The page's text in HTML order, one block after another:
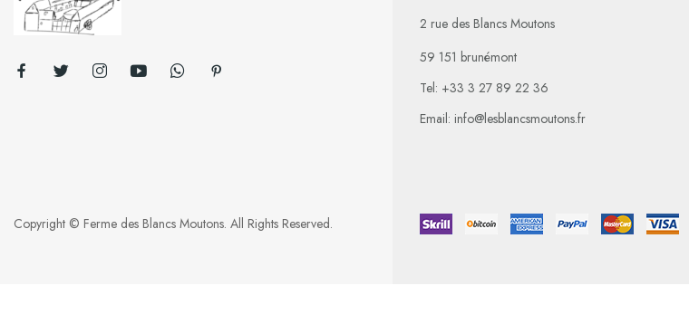
2 rue des Blancs Moutons
59 151 brunémont
Tel: +33 3 27 89 22 36
Email: info@lesblancsmoutons.fr
Copyright © Ferme des Blancs Moutons. All Rights Reserved.